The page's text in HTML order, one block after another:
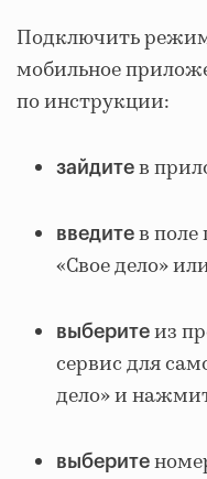
Подключить
мобильное
по инструкции:
зайдите в
введите в
«Свое дело»
выберите из
сервис для
дело» и
выберите